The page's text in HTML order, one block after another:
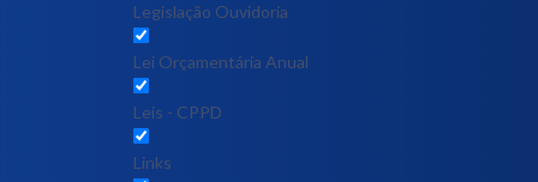
Legislação Ouvidoria
Lei Orçamentária Anual
Leis - CPPD
Links